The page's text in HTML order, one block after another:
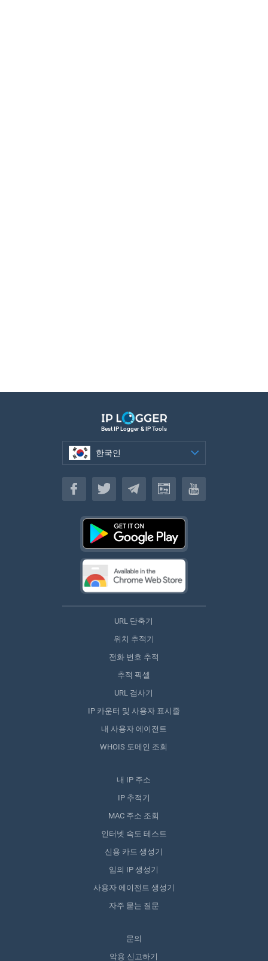
Best IP Logger & IP Tools
한국인
한국인
URL 단축기
위치 추적기
전화 번호 추적
추적 픽셀
URL 검사기
IP 카운터 및 사용자 표시줄
내 사용자 에이전트
WHOIS 도메인 조회
내 IP 주소
IP 추적기
MAC 주소 조회
인터넷 속도 테스트
신용 카드 생성기
임의 IP 생성기
사용자 에이전트 생성기
자주 묻는 질문
문의
악용 신고하기